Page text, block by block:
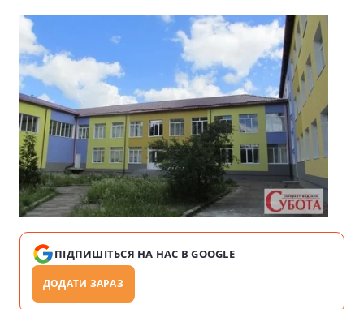
ПІДПИШІТЬСЯ НА НАС В GOOGLE
ДОДАТИ ЗАРАЗ